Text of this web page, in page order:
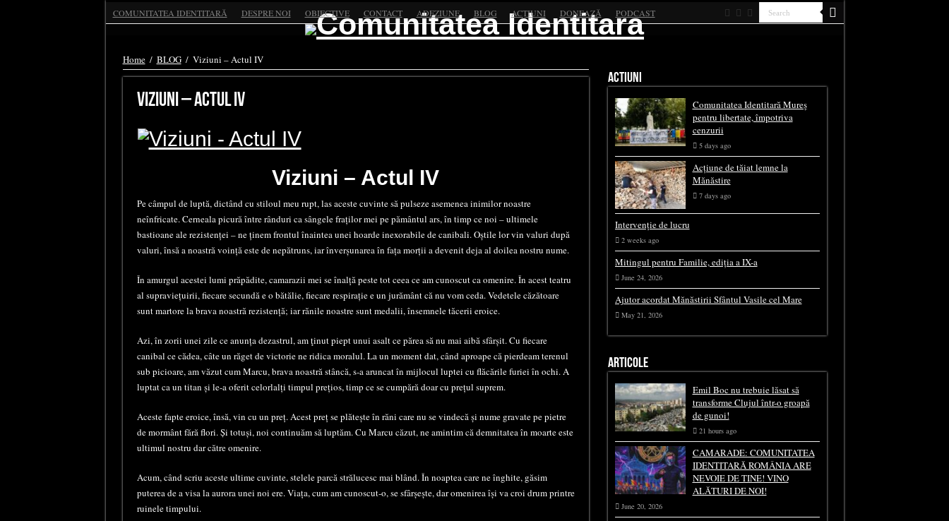
COMUNITATEA IDENTITARĂ DESPRE NOI OBIECTIVE CONTACT ADEZIUNE BLOG ACȚIUNI DONEAZĂ PODCAST
Home / BLOG / Viziuni – Actul IV
Viziuni – Actul IV
Viziuni – Actul IV
Pe câmpul de luptă, dictând cu stiloul meu rupt, las aceste cuvinte să pulseze asemenea inimilor noastre
neînfricate. Cerneala picură între rânduri ca sângele fraților mei pe pământul ars, în timp ce noi – ultimele
bastioane ale rezistenței – ne ținem frontul înaintea unei hoarde inexorabile de canibali. Oștile lor vin valuri după
valuri, însă a noastră voință este de nepătruns, iar înverșunarea în fața morții a devenit deja al doilea nostru nume.
În amurgul acestei lumi prăpădite, camarazii mei se înalță peste tot ceea ce am cunoscut ca omenire. În acest teatru
al supraviețuirii, fiecare secundă e o bătălie, fiecare respirație e un jurământ că nu vom ceda. Vedetele căzătoare
sunt martore la brava noastră rezistență; iar rănile noastre sunt medalii, însemnele tăcerii eroice.
Azi, în zorii unei zile ce anunța dezastrul, am ţinut piept unui asalt ce părea să nu mai aibă sfârșit. Cu fiecare
canibal ce cădea, câte un răget de victorie ne ridica moralul. La un moment dat, când aproape că pierdeam terenul
sub picioare, am văzut cum Marcu, brava noastră stâncă, s-a aruncat în mijlocul luptei cu flăcările furiei în ochi. A
luptat ca un titan și le-a oferit celorlalți timpul prețios, timp ce se cumpără doar cu prețul suprem.
Aceste fapte eroice, însă, vin cu un preț. Acest preț se plătește în răni care nu se vindecă și nume gravate pe pietre
de mormânt fără flori. Și totuși, noi continuăm să luptăm. Cu Marcu căzut, ne amintim că demnitatea în moarte este
ultimul nostru dar către omenire.
Acum, când scriu aceste ultime cuvinte, stelele parcă strălucesc mai blând. În noaptea care ne înghite, găsim
puterea de a visa la aurora unei noi ere. Viața, cum am cunoscut-o, se sfârșește, dar omenirea își va croi drum printre
ruinele timpului.
ACTIUNI
Comunitatea Identitară Mureș
pentru libertate, împotriva
cenzurii
5 days ago
Acțiune de tăiat lemne la
Mănăstire
7 days ago
Intervenție de lucru
2 weeks ago
Mitingul pentru Familie, ediția a IX-a
June 24, 2026
Ajutor acordat Mănăstirii Sfântul Vasile cel Mare
May 21, 2026
ARTICOLE
Emil Boc nu trebuie lăsat să
transforme Clujul într-o groapă
de gunoi!
21 hours ago
CAMARADE: COMUNITATEA
IDENTITARĂ ROMÂNIA ARE
NEVOIE DE TINE! VINO
ALĂTURI DE NOI!
June 20, 2026